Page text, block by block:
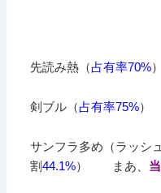
先読み熱（占有率70%
剣ブル（占有率75%
サンフラ多め（ラッシ
割44.1%） まあ、